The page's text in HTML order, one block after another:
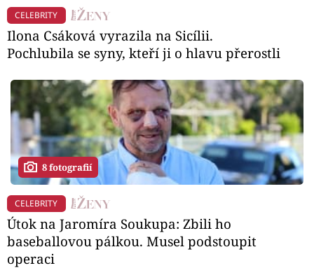
CELEBRITY
Ilona Csáková vyrazila na Sicílii.
Pochlubila se syny, kteří ji o hlavu přerostli
8 fotografií
CELEBRITY
Útok na Jaromíra Soukupa: Zbili ho
baseballovou pálkou. Musel podstoupit
operaci